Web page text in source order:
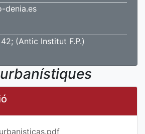
denia.es
(Antic Institut F.P.)